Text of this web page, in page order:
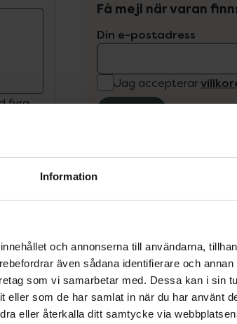
Information
och annonserna till användarna,
även sådana identifierare och
som vi samarbetar med. Dessa kan i sin
eller som de har samlat in när du har använt
eller återkalla ditt samtycke via
Få mejl när varan
Din e-postadress
Jag accepterar
Fler produkter från Homie
Aktuella erbjudanden
fyra
och